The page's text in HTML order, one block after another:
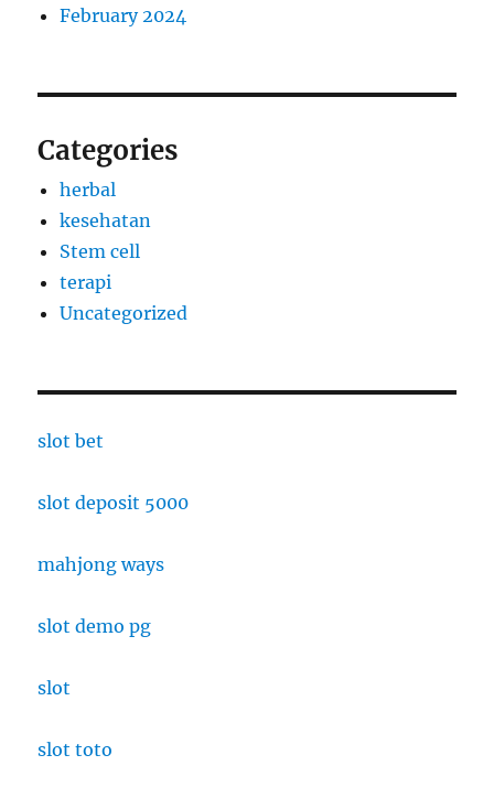
February 2024
Categories
herbal
kesehatan
Stem cell
terapi
Uncategorized
slot bet
slot deposit 5000
mahjong ways
slot demo pg
slot
slot toto